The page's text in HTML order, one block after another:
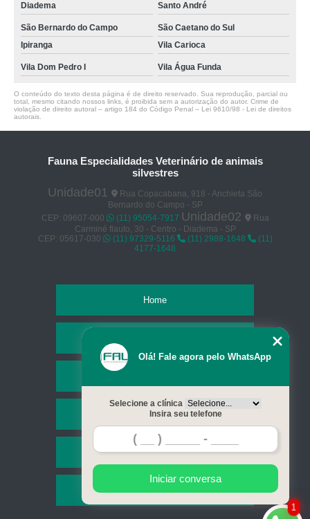
Diadema Santo André
São Bernardo do Campo
São Caetano do Sul
Ipiranga
Vila Carioca
Vila Dom Pedro I Vila Água Funda
O conteúdo do texto desta página é de direito reservado. Sua reprodução, parcial ou
total, mesmo citando nossos links, é proibida sem a autorização do autor. Crime de
violação de direito autoral – artigo 184 do Código Penal – Lei 9610/98 - Lei de direitos
autorais
Fauna Especialidades Veterinário de animais
silvestres
Unidade01
Rua Copacabana, 918 - Anchieta São
Bernardo do Campo - SP
CEP: 09607-000
(11) 95054-7917 Unidade02
Rua
Carminé flauto, 30 - Centro - Diadema - SP
CEP: 05617-030
(11) 97329-5116 (11) 2988-1648
(11)
4177-1648
Home
Serviços
Contato
Mapa do site
1
Olá! Fale agora pelo WhatsApp
Selecione a clínica
Insira seu telefone
Iniciar conversa